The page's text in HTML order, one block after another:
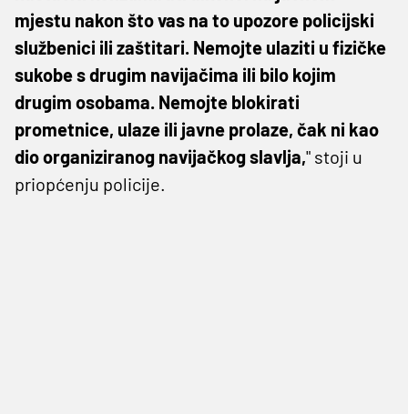
mjestu nakon što vas na to upozore policijski
službenici ili zaštitari. Nemojte ulaziti u fizičke
sukobe s drugim navijačima ili bilo kojim
drugim osobama. Nemojte blokirati
prometnice, ulaze ili javne prolaze, čak ni kao
dio organiziranog navijačkog slavlja," stoji u
priopćenju policije.